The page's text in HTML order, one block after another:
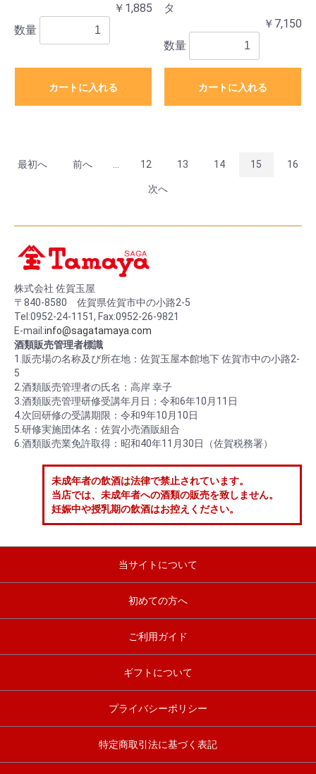
￥1,885
数量
カートに入れる
タ
￥7,150
数量
カートに入れる
最初へ 前へ 12 13 14 15 16
次へ
株式会社 佐賀玉屋
〒840-8580 佐賀県佐賀市中の小路2-5
Tel:0952-24-1151, Fax:0952-26-9821
E-mail:info@sagatamaya.com
酒類販売管理者標識
1.販売場の名称及び所在地：佐賀玉屋本館地下 佐賀市中の小路2-
5
2.酒類販売管理者の氏名：高岸 幸子
3.酒類販売管理研修受講年月日：令和6年10月11日
4.次回研修の受講期限：令和9年10月10日
5.研修実施団体名：佐賀小売酒販組合
6.酒類販売業免許取得：昭和40年11月30日（佐賀税務署）
未成年者の飲酒は法律で禁止されています。
当店では、未成年者への酒類の販売を致しません。
妊娠中や授乳期の飲酒はお控えください。
当サイトについて
初めての方へ
ご利用ガイド
ギフトについて
プライバシーポリシー
特定商取引法に基づく表記